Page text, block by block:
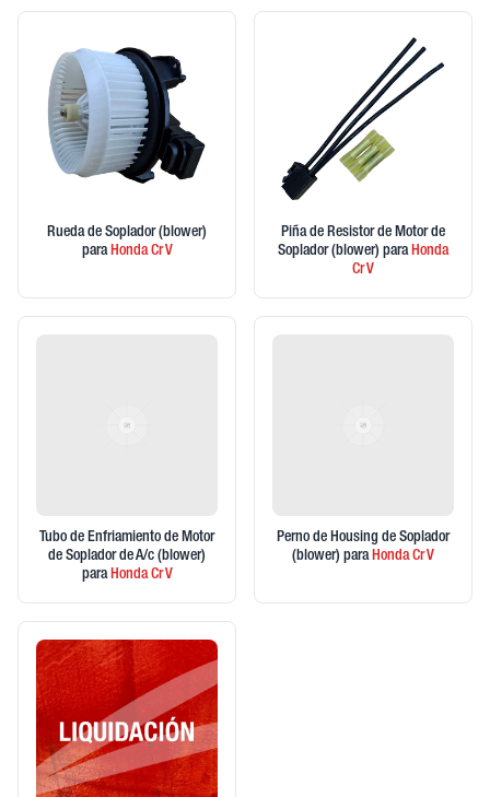
Rueda de Soplador (blower)
paraHondaCr V
Piña de Resistor de Motor de
Soplador (blower) paraHonda
Cr V
Tubo de Enfriamiento de Motor
de Soplador de A/c (blower)
paraHondaCr V
Perno de Housing de Soplador
(blower) paraHondaCr V